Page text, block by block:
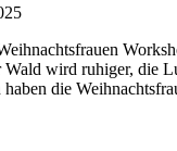
wird ruhiger, die
die